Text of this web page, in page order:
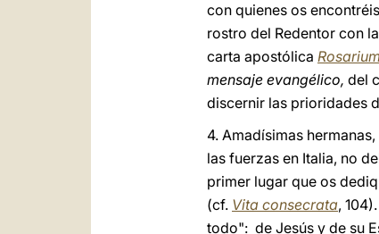
con quienes os
rostro del Redentor con
carta apostólica
mensaje evangélico, del
discernir las prioridades
4. Amadísimas
las fuerzas en Italia, no
primer lugar que os
(cf. Vita consecrata,
todo": de Jesús y de su